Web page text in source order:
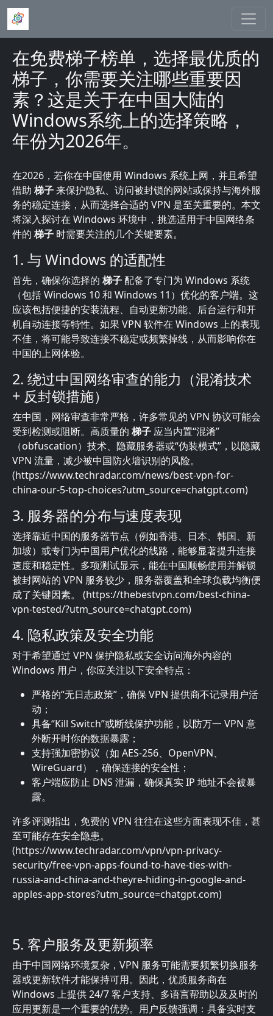
跳转到主要内容
在免费梯子榜单，选择最优质的
梯子，你需要关注哪些重要因
素？这是关于在中国大陆的
Windows系统上的选择策略，
年份为2026年。
在2026，若你在中国使用 Windows 系统上网，并且希望
借助 梯子来保护隐私、访问被封锁的网站或保持与海外服
务的稳定连接，从而选择合适的 VPN 是至关重要的。本文
将深入探讨在 Windows 环境中，挑选适用于中国网络条
件的 梯子 时需要关注的几个关键要素。
1. 与 Windows 的适配性
首先，确保你选择的 梯子配备了专门为 Windows 系统
（包括 Windows 10 和 Windows 11）优化的客户端。这
应该包括便捷的安装流程、自动更新功能、后台运行和开
机自动连接等特性。如果 VPN 软件在 Windows 上的表现
不佳，将可能导致连接不稳定或频繁掉线，从而影响你在
中国的上网体验。
2. 绕过中国网络审查的能力（混淆技术
+ 反封锁措施）
在中国，网络审查非常严格，许多常见的 VPN 协议可能会
受到检测或阻断。高质量的 梯子 应当内置“混淆”
（obfuscation）技术、隐藏服务器或“伪装模式”，以隐藏
VPN 流量，减少被中国防火墙识别的风险。
(https://www.techradar.com/news/best-vpn-for-
china-our-5-top-choices?utm_source=chatgpt.com)
3. 服务器的分布与速度表现
选择靠近中国的服务器节点（例如香港、日本、韩国、新
加坡）或专门为中国用户优化的线路，能够显著提升连接
速度和稳定性。多项测试显示，能在中国顺畅使用并解锁
被封网站的 VPN 服务较少，服务器覆盖和全球负载均衡便
成了关键因素。 (https://thebestvpn.com/best-china-
vpn-tested/?utm_source=chatgpt.com)
4. 隐私政策及安全功能
对于希望通过 VPN 保护隐私或安全访问海外内容的
Windows 用户，你应关注以下安全特点：
严格的“无日志政策”，确保 VPN 提供商不记录用户活
动；
具备“Kill Switch”或断线保护功能，以防万一 VPN 意
外断开时你的数据暴露；
支持强加密协议（如 AES-256、OpenVPN、
WireGuard），确保连接的安全性；
客户端应防止 DNS 泄漏，确保真实 IP 地址不会被暴
露。
许多评测指出，免费的 VPN 往往在这些方面表现不佳，甚
至可能存在安全隐患。
(https://www.techradar.com/vpn/vpn-privacy-
security/free-vpn-apps-found-to-have-ties-with-
russia-and-china-and-theyre-hiding-in-google-and-
apples-app-stores?utm_source=chatgpt.com)
5. 客户服务及更新频率
由于中国网络环境复杂，VPN 服务可能需要频繁切换服务
器或更新软件才能保持可用。因此，优质服务商在
Windows 上提供 24/7 客户支持、多语言帮助以及及时的
应用更新是一个重要的优势。用户反馈强调：具备实时支